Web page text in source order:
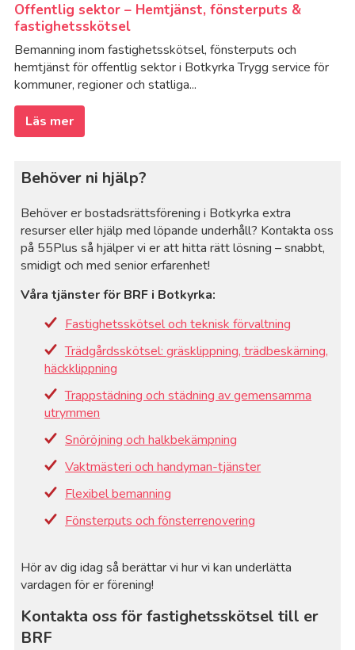
Offentlig sektor – Hemtjänst, fönsterputs &
fastighetsskötsel
Bemanning inom fastighetsskötsel, fönsterputs och
hemtjänst för offentlig sektor i Botkyrka Trygg service för
kommuner, regioner och statliga...
Läs mer
Behöver ni hjälp?
Behöver er bostadsrättsförening i Botkyrka extra
resurser eller hjälp med löpande underhåll? Kontakta oss
på 55Plus så hjälper vi er att hitta rätt lösning – snabbt,
smidigt och med senior erfarenhet!
Våra tjänster för BRF i Botkyrka:
Fastighetsskötsel och teknisk förvaltning
Trädgårdsskötsel: gräsklippning, trädbeskärning,
häckklippning
Trappstädning och städning av gemensamma
utrymmen
Snöröjning och halkbekämpning
Vaktmästeri och handyman-tjänster
Flexibel bemanning
Fönsterputs och fönsterrenovering
Hör av dig idag så berättar vi hur vi kan underlätta
vardagen för er förening!
Kontakta oss för fastighetsskötsel till er
BRF